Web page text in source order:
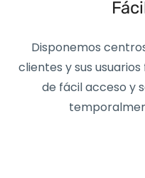
Disponemos
clientes y sus
de fácil acceso y